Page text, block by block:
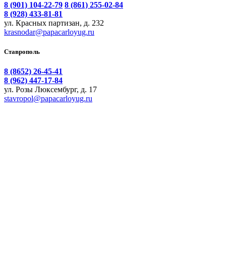
8 (901) 104-22-79 8 (861) 255-02-84
8 (928) 433-81-81
ул. Красных партизан, д. 232
krasnodar@papacarloyug.ru
Ставрополь
8 (8652) 26-45-41
8 (962) 447-17-84
ул. Розы Люксембург, д. 17
stavropol@papacarloyug.ru